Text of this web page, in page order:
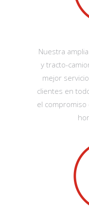
Nuestra
y tracto-
mejor
clientes en
el compromiso